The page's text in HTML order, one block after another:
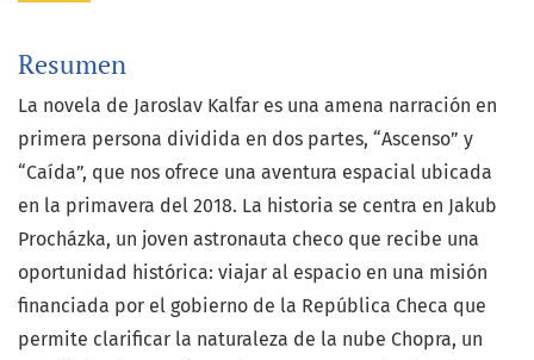
Resumen
La novela de Jaroslav Kalfar es una amena narración en
primera persona dividida en dos partes, “Ascenso” y
“Caída”, que nos ofrece una aventura espacial ubicada
en la primavera del 2018. La historia se centra en Jakub
Procházka, un joven astronauta checo que recibe una
oportunidad histórica: viajar al espacio en una misión
financiada por el gobierno de la República Checa que
permite clarificar la naturaleza de la nube Chopra, un